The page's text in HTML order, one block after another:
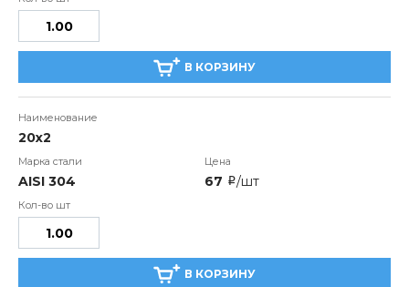
В КОРЗИНУ
20х2
AISI 304 67 i/шт
В КОРЗИНУ